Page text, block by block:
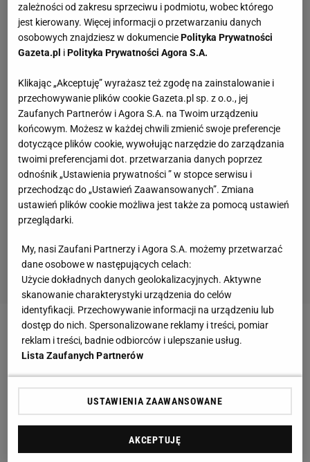
Zobacz wideo
Kamil Grosicki znów w kadrze? "To nie
będzie niespodzianka"
Niemcy pod wrażeniem wszechstronności Adama
Dźwigały. "Joker"
Adam Dźwigała w tym sezonie zanotował 12
zależności od zakresu sprzeciwu i podmiotu, wobec którego
jest kierowany. Więcej informacji o przetwarzaniu danych
osobowych znajdziesz w dokumenciePolityka Prywatności
Gazeta.pl iPolityka Prywatności Agora S.A.
Klikając „Akceptuję” wyrażasz też zgodę na zainstalowanie i
przechowywanie plików cookie Gazeta.pl sp. z o.o., jej
Zaufanych Partnerów i Agora S.A. na Twoim urządzeniu
końcowym. Możesz w każdej chwili zmienić swoje preferencje
dotyczące plików cookie, wywołując narzędzie do zarządzania
twoimi preferencjami dot. przetwarzania danych poprzez
odnośnik „Ustawienia prywatności ” w stopce serwisu i
przechodząc do „Ustawień Zaawansowanych”. Zmiana
ustawień plików cookie możliwa jest także za pomocą ustawień
przeglądarki.
My, nasi Zaufani Partnerzy i Agora S.A. możemy przetwarzać
dane osobowe w następujących celach:
Użycie dokładnych danych geolokalizacyjnych. Aktywne
skanowanie charakterystyki urządzenia do celów
identyfikacji. Przechowywanie informacji na urządzeniu lub
dostęp do nich. Spersonalizowane reklamy i treści, pomiar
reklam i treści, badnie odbiorców i ulepszanie usług.
Lista Zaufanych Partnerów
USTAWIENIA ZAAWANSOWANE
AKCEPTUJĘ